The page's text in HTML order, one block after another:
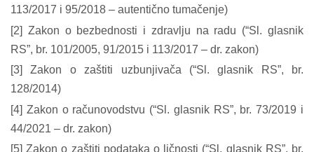
113/2017 i 95/2018 – autentično tumačenje)
[2] Zakon o bezbednosti i zdravlju na radu (“Sl. glasnik
RS”, br. 101/2005, 91/2015 i 113/2017 – dr. zakon)
[3] Zakon o zaštiti uzbunjivača (“Sl. glasnik RS”, br.
128/2014)
[4] Zakon o računovodstvu (“Sl. glasnik RS”, br. 73/2019 i
44/2021 – dr. zakon)
[5] Zakon o zaštiti podataka o ličnosti (“Sl. glasnik RS”, br.